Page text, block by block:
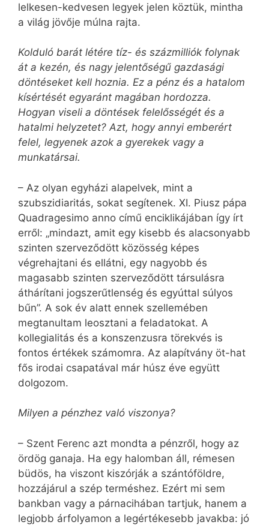
lelkesen-kedvesen legyek jelen köztük, mintha
a világ jövője múlna rajta.
Kolduló barát létére tíz- és százmilliók folynak
át a kezén, és nagy jelentőségű gazdasági
döntéseket kell hoznia. Ez a pénz és a hatalom
kísértését egyaránt magában hordozza.
Hogyan viseli a döntések felelősségét és a
hatalmi helyzetet? Azt, hogy annyi emberért
felel, legyenek azok a gyerekek vagy a
munkatársai.
– Az olyan egyházi alapelvek, mint a
szubszidiaritás, sokat segítenek. XI. Piusz pápa
Quadragesimo anno című enciklikájában így írt
erről: „mindazt, amit egy kisebb és alacsonyabb
szinten szerveződött közösség képes
végrehajtani és ellátni, egy nagyobb és
magasabb szinten szerveződött társulásra
áthárítani jogszerűtlenség és egyúttal súlyos
bűn”. A sok év alatt ennek szellemében
megtanultam leosztani a feladatokat. A
kollegialitás és a konszenzusra törekvés is
fontos értékek számomra. Az alapítvány öt-hat
fős irodai csapatával már húsz éve együtt
dolgozom.
Milyen a pénzhez való viszonya?
– Szent Ferenc azt mondta a pénzről, hogy az
ördög ganaja. Ha egy halomban áll, rémesen
büdös, ha viszont kiszórják a szántóföldre,
hozzájárul a szép terméshez. Ezért mi sem
bankban vagy a párnacihában tartjuk, hanem a
legjobb árfolyamon a legértékesebb javakba: jó